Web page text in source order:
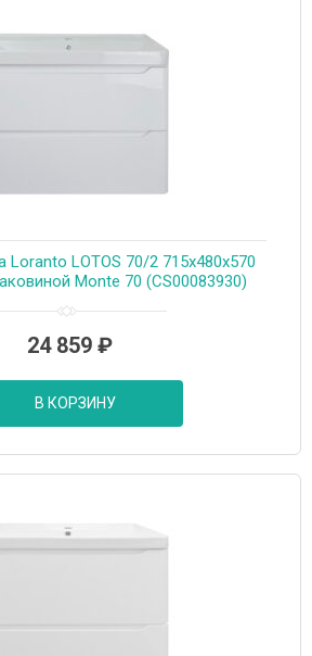
Loranto LOTOS 70/2 715х480х570
Monte 70 (CS00083930)
24 859 ₽
В КОРЗИНУ